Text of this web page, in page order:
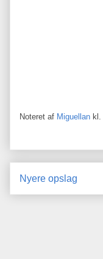
Noteret af Miguellan kl.
Nyere opslag